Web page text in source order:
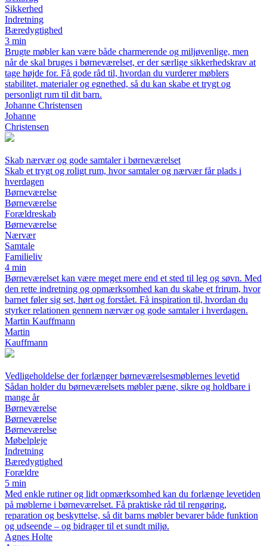
Sikkerhed
Indretning
Bæredygtighed
3 min
Brugte møbler kan være både charmerende og miljøvenlige, men
når de skal bruges i børneværelset, er der særlige sikkerhedskrav at
tage højde for. Få gode råd til, hvordan du vurderer møblers
stabilitet, materialer og egnethed, så du kan skabe et trygt og
personligt rum til dit barn.
Johanne Christensen
Johanne
Christensen
Skab nærvær og gode samtaler i børneværelset
Skab et trygt og roligt rum, hvor samtaler og nærvær får plads i
hverdagen
Børneværelse
Børneværelse
Forældreskab
Børneværelse
Nærvær
Samtale
Familieliv
4 min
Børneværelset kan være meget mere end et sted til leg og søvn. Med
den rette indretning og opmærksomhed kan du skabe et frirum, hvor
barnet føler sig set, hørt og forstået. Få inspiration til, hvordan du
styrker relationen gennem nærvær og gode samtaler i hverdagen.
Martin Kauffmann
Martin
Kauffmann
Vedligeholdelse der forlænger børneværelsesmøblernes levetid
Sådan holder du børneværelsets møbler pæne, sikre og holdbare i
mange år
Børneværelse
Børneværelse
Børneværelse
Møbelpleje
Indretning
Bæredygtighed
Forældre
5 min
Med enkle rutiner og lidt opmærksomhed kan du forlænge levetiden
på møblerne i børneværelset. Få praktiske råd til rengøring,
reparation og beskyttelse, så dit barns møbler bevarer både funktion
og udseende – og bidrager til et sundt miljø.
Agnes Holte